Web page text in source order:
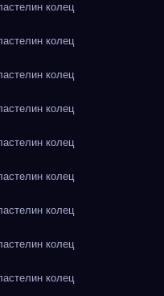
колец
колец
колец
колец
колец
колец
колец
колец
колец